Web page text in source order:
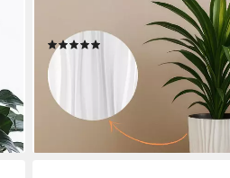
Wasserspeicher, Rillenoptik,
resistent
30,99 € 34,99 €
-11%
lieferbar - in 3-4 Werktagen bei dir